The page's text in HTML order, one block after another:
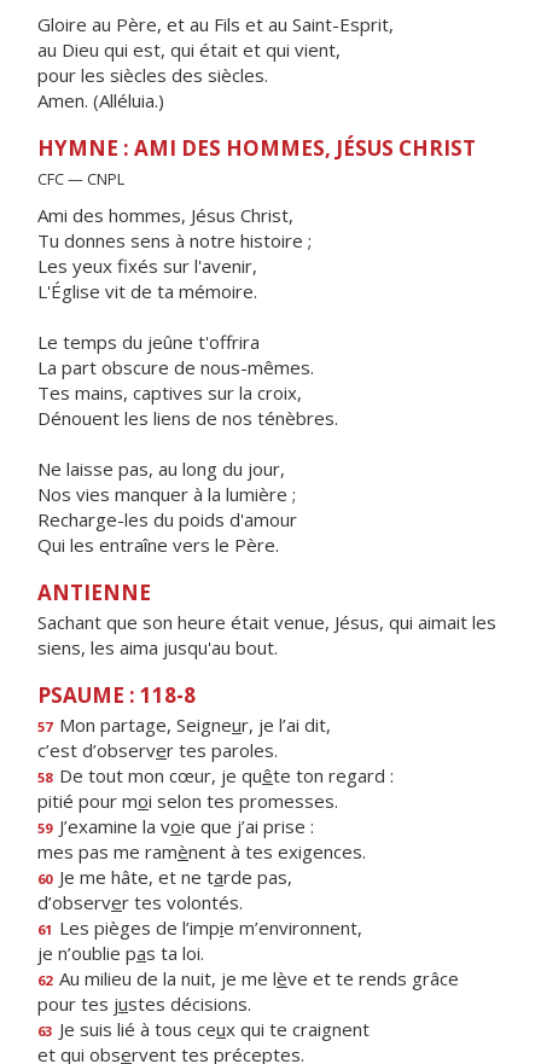
Gloire au Père, et au Fils et au Saint-Esprit,
au Dieu qui est, qui était et qui vient,
pour les siècles des siècles.
Amen. (Alléluia.)
HYMNE : AMI DES HOMMES, JÉSUS CHRIST
CFC — CNPL
Ami des hommes, Jésus Christ,
Tu donnes sens à notre histoire ;
Les yeux fixés sur l'avenir,
L'Église vit de ta mémoire.
Le temps du jeûne t'offrira
La part obscure de nous-mêmes.
Tes mains, captives sur la croix,
Dénouent les liens de nos ténèbres.
Ne laisse pas, au long du jour,
Nos vies manquer à la lumière ;
Recharge-les du poids d'amour
Qui les entraîne vers le Père.
ANTIENNE
Sachant que son heure était venue, Jésus, qui aimait les
siens, les aima jusqu'au bout.
PSAUME : 118-8
57 Mon partage, Seigneur, je l’ai dit,
c’est d’observer tes paroles.
58 De tout mon cœur, je quête ton regard :
pitié pour moi selon tes promesses.
59 J’examine la voie que j’ai prise :
mes pas me ramènent à tes exigences.
60 Je me hâte, et ne tarde pas,
d’observer tes volontés.
61 Les pièges de l’impie m’environnent,
je n’oublie pas ta loi.
62 Au milieu de la nuit, je me lève et te rends grâce
pour tes justes décisions.
63 Je suis lié à tous ceux qui te craignent
et qui observent tes préceptes.